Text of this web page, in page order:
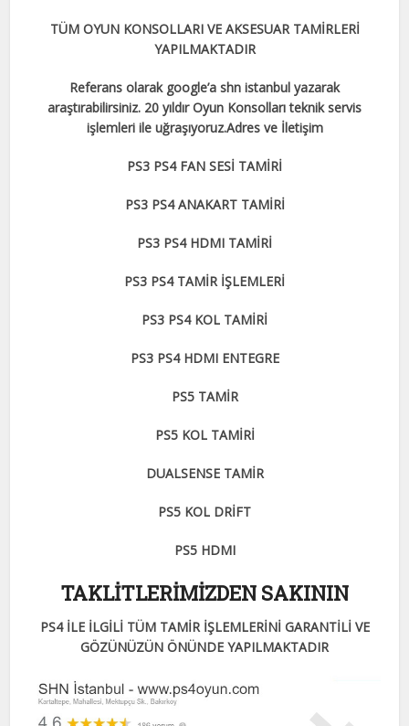
TÜM OYUN KONSOLLARI VE AKSESUAR TAMİRLERİ
YAPILMAKTADIR
Referans olarak google’a shn istanbul yazarak
araştırabilirsiniz. 20 yıldır Oyun Konsolları teknik servis
işlemleri ile uğraşıyoruz.Adres ve İletişim
PS3 PS4 FAN SESİ TAMİRİ
PS3 PS4 ANAKART TAMİRİ
PS3 PS4 HDMI TAMİRİ
PS3 PS4 TAMİR İŞLEMLERİ
PS3 PS4 KOL TAMİRİ
PS3 PS4 HDMI ENTEGRE
PS5 TAMİR
PS5 KOL TAMİRİ
DUALSENSE TAMİR
PS5 KOL DRİFT
PS5 HDMI
TAKLİTLERİMİZDEN SAKININ
PS4 İLE İLGİLİ TÜM TAMİR İŞLEMLERİNİ GARANTİLİ VE
GÖZÜNÜZÜN ÖNÜNDE YAPILMAKTADIR